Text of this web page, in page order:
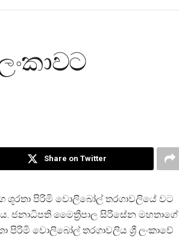
Share on Twitter
ශූරතා පිරිමි වොලිබෝල් තරගාවලියේ වට
ජනාධිපති මෛත්‍රීපාල සිරිසේන මහතාගේ
පිරිමි වොලිබෝල් තරගාවලිය ශ්‍රී ලංකාවේ